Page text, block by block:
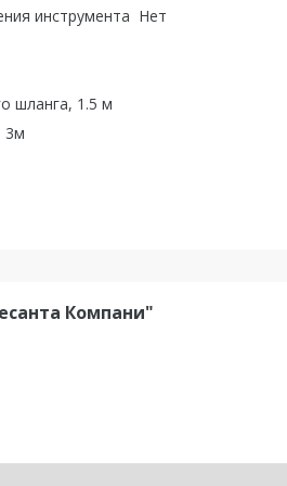
инструмента Нет
шланга, 1.5 м
3м
Компани"